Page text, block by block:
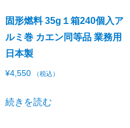
固形燃料 35g１箱240個入ア
ルミ巻 カエン同等品 業務用
日本製
¥4,550 （税込）
続きを読む